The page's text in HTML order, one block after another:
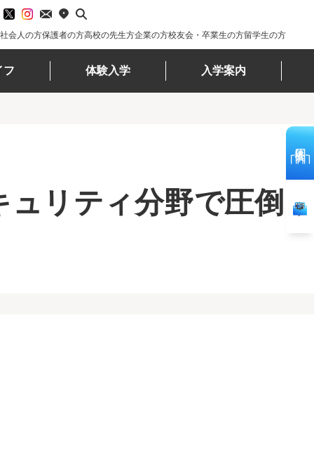
会人の方保護者の方高校の先生方企業の方校友会・卒業生の方留学生の方
フ 体験入学 入学案内
リティ分野で圧倒的